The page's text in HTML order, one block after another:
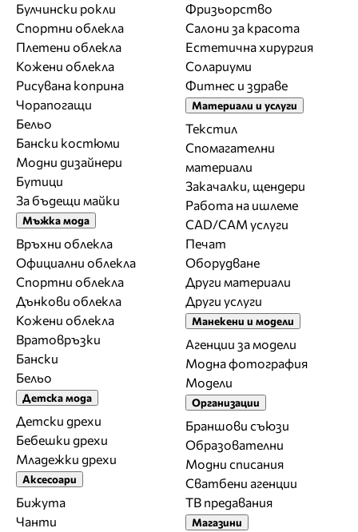
Булчински рокли
Спортни облекла
Плетени облекла
Кожени облекла
Рисувана коприна
Чорапогащи
Бельо
Бански костюми
Модни дизайнери
Бутици
За бъдещи майки
Мъжка мода
Връхни облекла
Официални облекла
Спортни облекла
Дънкови облекла
Кожени облекла
Вратовръзки
Бански
Бельо
Детска мода
Детски дрехи
Бебешки дрехи
Младежки дрехи
Аксесоари
Бижута
Чанти
Фризьорство
Салони за красота
Естетична хирургия
Солариуми
Фитнес и здраве
Материали и услуги
Текстил
Спомагателни
материали
Закачалки, щендери
Работа на ишлеме
CAD/CAM услуги
Печат
Оборудване
Други материали
Други услуги
Манекени и модели
Агенции за модели
Модна фотография
Модели
Организации
Браншови съюзи
Образователни
Модни списания
Сватбени агенции
ТВ предавания
Магазини